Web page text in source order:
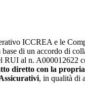
ICCREA e le
di un accordo di
al n. A000012622
diretto con la
, in qualità di